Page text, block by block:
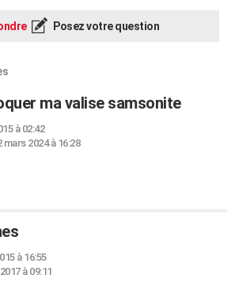
Posez votre question
ma valise samsonite
à 02:42
mars 2024 à 16:28
à 16:55
à 09:11